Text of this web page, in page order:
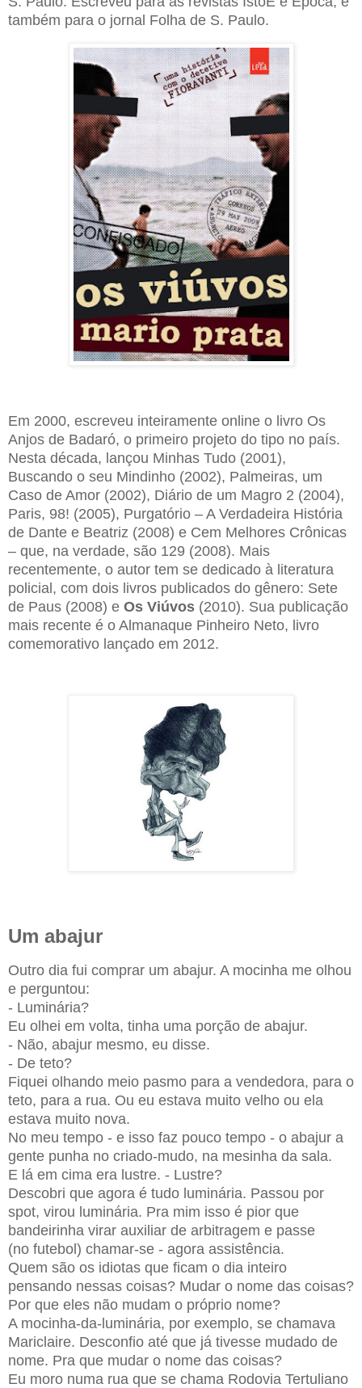
também para o jornal Folha de S. Paulo.
Em 2000, escreveu inteiramente online o livro Os
Anjos de Badaró, o primeiro projeto do tipo no país.
Nesta década, lançou Minhas Tudo (2001),
Buscando o seu Mindinho (2002), Palmeiras, um
Caso de Amor (2002), Diário de um Magro 2 (2004),
Paris, 98! (2005), Purgatório – A Verdadeira História
de Dante e Beatriz (2008) e Cem Melhores Crônicas
– que, na verdade, são 129 (2008). Mais
recentemente, o autor tem se dedicado à literatura
policial, com dois livros publicados do gênero: Sete
de Paus (2008) e Os Viúvos (2010). Sua publicação
mais recente é o Almanaque Pinheiro Neto, livro
comemorativo lançado em 2012.
Um abajur
Outro dia fui comprar um abajur. A mocinha me olhou
e perguntou:
- Luminária?
Eu olhei em volta, tinha uma porção de abajur.
- Não, abajur mesmo, eu disse.
- De teto?
Fiquei olhando meio pasmo para a vendedora, para o
teto, para a rua. Ou eu estava muito velho ou ela
estava muito nova.
No meu tempo - e isso faz pouco tempo - o abajur a
gente punha no criado-mudo, na mesinha da sala.
E lá em cima era lustre. - Lustre?
Descobri que agora é tudo luminária. Passou por
spot, virou luminária. Pra mim isso é pior que
bandeirinha virar auxiliar de arbitragem e passe
(no futebol) chamar-se - agora assistência.
Quem são os idiotas que ficam o dia inteiro
pensando nessas coisas? Mudar o nome das coisas?
Por que eles não mudam o próprio nome?
A mocinha-da-luminária, por exemplo, se chamava
Mariclaire. Desconfio até que já tivesse mudado de
nome. Pra que mudar o nome das coisas?
Eu moro numa rua que se chama Rodovia Tertuliano